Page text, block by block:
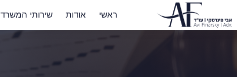
ראשי אודות שירותי המשרד